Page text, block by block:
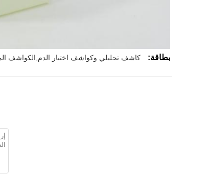
بطاقة: كاشف تحليلي وكواشف اختبار الدم,الكواشف